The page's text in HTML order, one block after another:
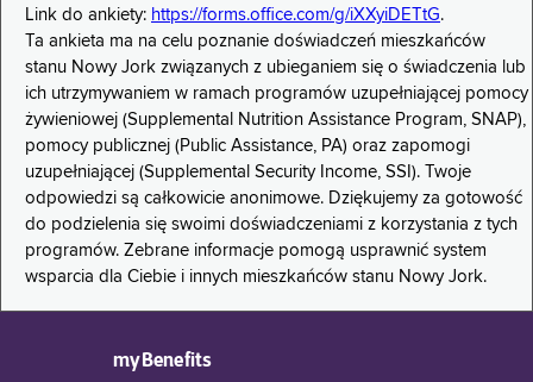
Link do ankiety: https://forms.office.com/g/iXXyiDETtG.
Ta ankieta ma na celu poznanie doświadczeń mieszkańców
stanu Nowy Jork związanych z ubieganiem się o świadczenia lub
ich utrzymywaniem w ramach programów uzupełniającej pomocy
żywieniowej (Supplemental Nutrition Assistance Program, SNAP),
pomocy publicznej (Public Assistance, PA) oraz zapomogi
uzupełniającej (Supplemental Security Income, SSI). Twoje
odpowiedzi są całkowicie anonimowe. Dziękujemy za gotowość
do podzielenia się swoimi doświadczeniami z korzystania z tych
programów. Zebrane informacje pomogą usprawnić system
wsparcia dla Ciebie i innych mieszkańców stanu Nowy Jork.
myBenefits